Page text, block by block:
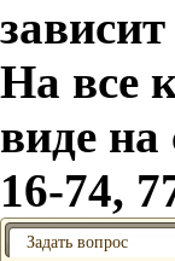
На все
виде на
16-74,
Задать вопрос